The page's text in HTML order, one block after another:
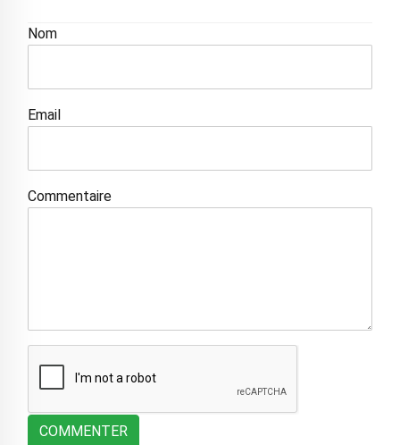
Nom
Email
Commentaire
COMMENTER